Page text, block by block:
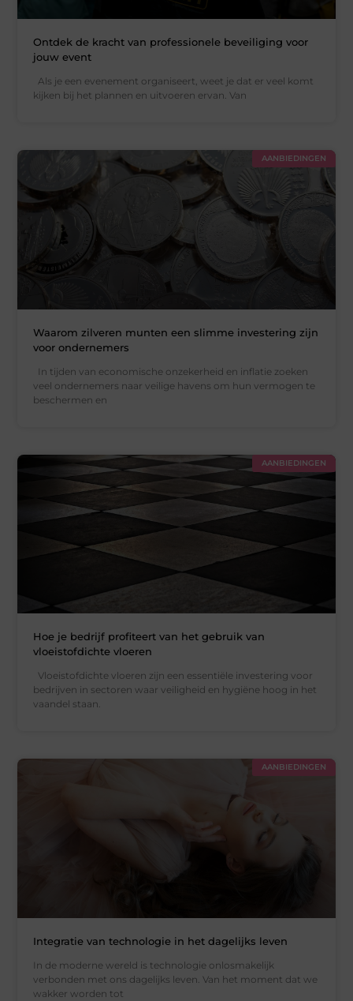
Ontdek de kracht van professionele beveiliging voor
jouw event
Als je een evenement organiseert, weet je dat er veel komt
kijken bij het plannen en uitvoeren ervan. Van
AANBIEDINGEN
Waarom zilveren munten een slimme investering zijn
voor ondernemers
In tijden van economische onzekerheid en inflatie zoeken
veel ondernemers naar veilige havens om hun vermogen te
beschermen en
AANBIEDINGEN
Hoe je bedrijf profiteert van het gebruik van
vloeistofdichte vloeren
Vloeistofdichte vloeren zijn een essentiële investering voor
bedrijven in sectoren waar veiligheid en hygiëne hoog in het
vaandel staan.
AANBIEDINGEN
Integratie van technologie in het dagelijks leven
In de moderne wereld is technologie onlosmakelijk
verbonden met ons dagelijks leven. Van het moment dat we
wakker worden tot